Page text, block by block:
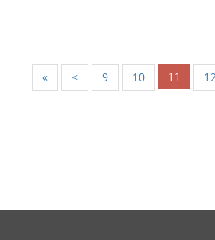
« < 9 10 11